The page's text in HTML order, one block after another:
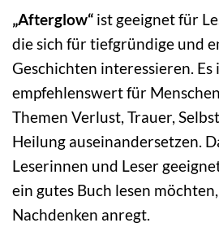
„Afterglow“ ist geeignet für
die sich für tiefgründige und
Geschichten interessieren. Es
empfehlenswert für
Themen Verlust, Trauer,
Heilung auseinandersetzen.
Leserinnen und Leser
ein gutes Buch lesen
Nachdenken anregt.